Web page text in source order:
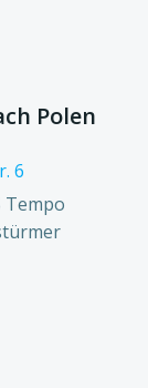
Polen
6
Tempo